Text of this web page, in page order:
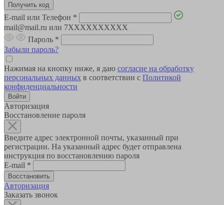
E-mail или Телефон *
mail@mail.ru или 7XXXXXXXXXX
Пароль *
Забыли пароль?
Нажимая на кнопку ниже, я даю согласие на обработку
персональных данных в соответствии с Политикой
конфиденциальности
Авторизация
Восстановление пароля
Введите адрес электронной почты, указанный при
регистрации. На указанный адрес будет отправлена
инструкция по восстановлению пароля
E-mail *
Авторизация
Заказать звонок